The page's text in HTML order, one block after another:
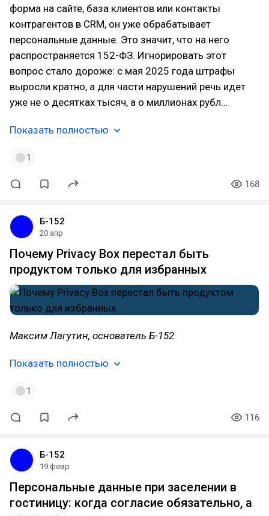
форма на сайте, база клиентов или контакты
контрагентов в CRM, он уже обрабатывает
персональные данные. Это значит, что на него
распространяется 152-ФЗ. Игнорировать этот
вопрос стало дороже: с мая 2025 года штрафы
выросли кратно, а для части нарушений речь идет
уже не о десятках тысяч, а о миллионах рубл…
Показать полностью
1
168
Б-152
20 апр
Почему Privacy Box перестал быть
продуктом только для избранных
Максим Лагутин, основатель Б-152
Показать полностью
1
116
Б-152
19 февр
Персональные данные при заселении в
гостиницу: когда согласие обязательно, а